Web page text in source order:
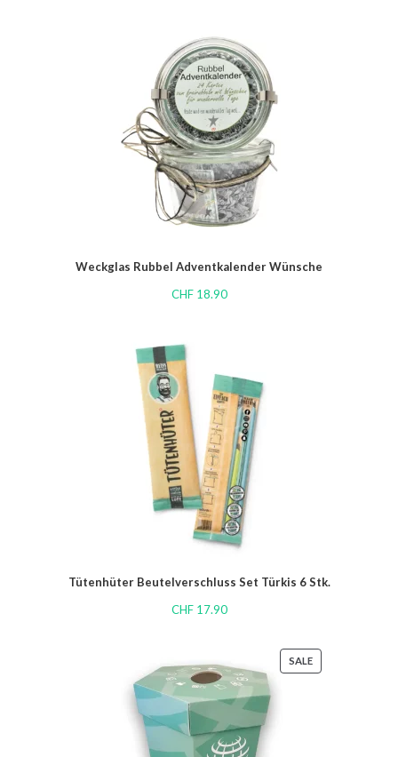
Weckglas Rubbel Adventkalender Wünsche
CHF18.90
Tütenhüter Beutelverschluss Set Türkis 6 Stk.
CHF17.90
SALE